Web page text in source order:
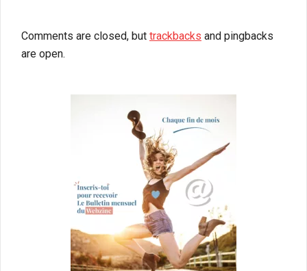
Comments are closed, but trackbacks and pingbacks
are open.